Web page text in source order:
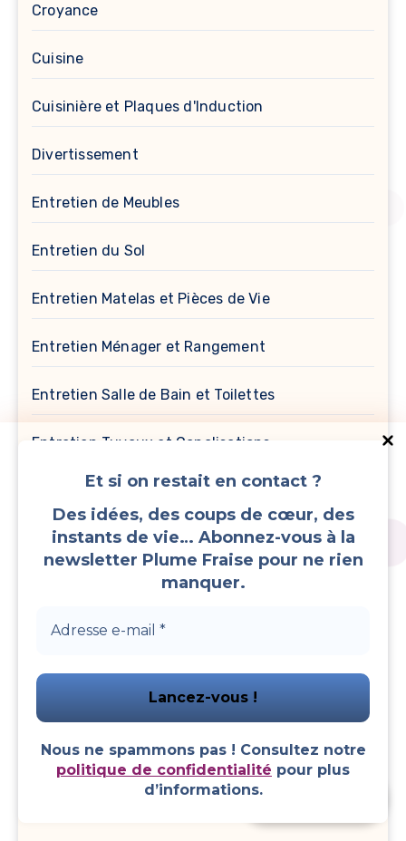
Et si on restait en contact ?
Des idées, des coups de cœur, des
instants de vie… Abonnez-vous à la
newsletter Plume Fraise pour ne rien
manquer.
Nous ne spammons pas ! Consultez notre
politique de confidentialité pour plus
d’informations.
Croyance
Cuisine
Cuisinière et Plaques d'Induction
Divertissement
Entretien de Meubles
Entretien du Sol
Entretien Matelas et Pièces de Vie
Entretien Ménager et Rangement
Entretien Salle de Bain et Toilettes
Entretien Tuyaux et Canalisations
Entretien Ustensiles de Cuisine et Appareils
Electroménagers
Entretien Vêtements et Linges
Four et Micro-Onde